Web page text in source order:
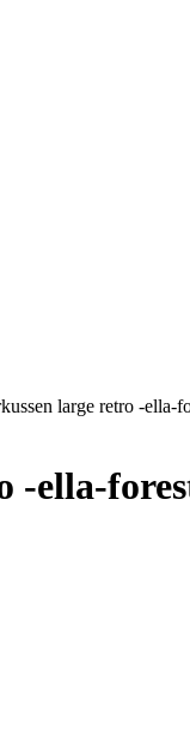
large retro -ella-
-ella-